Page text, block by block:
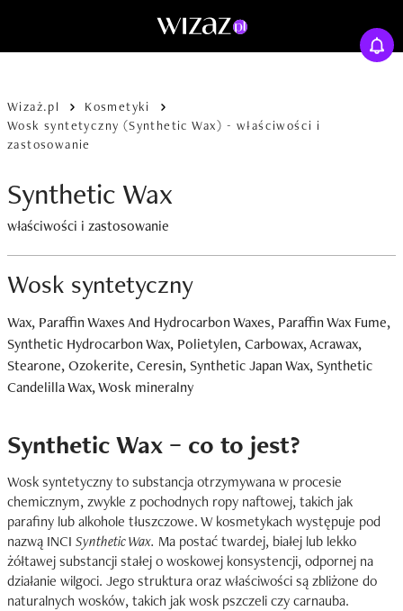
Wizaż.pl
Kosmetyki
Wosk syntetyczny (Synthetic Wax) - właściwości i
zastosowanie
Synthetic Wax
właściwości i zastosowanie
Wosk syntetyczny
Wax, Paraffin Waxes And Hydrocarbon Waxes, Paraffin Wax Fume,
Synthetic Hydrocarbon Wax, Polietylen, Carbowax, Acrawax,
Stearone, Ozokerite, Ceresin, Synthetic Japan Wax, Synthetic
Candelilla Wax, Wosk mineralny
Synthetic Wax – co to jest?
Wosk syntetyczny to substancja otrzymywana w procesie
chemicznym, zwykle z pochodnych ropy naftowej, takich jak
parafiny lub alkohole tłuszczowe. W kosmetykach występuje pod
nazwą INCI Synthetic Wax. Ma postać twardej, białej lub lekko
żółtawej substancji stałej o woskowej konsystencji, odpornej na
działanie wilgoci. Jego struktura oraz właściwości są zbliżone do
naturalnych wosków, takich jak wosk pszczeli czy carnauba.